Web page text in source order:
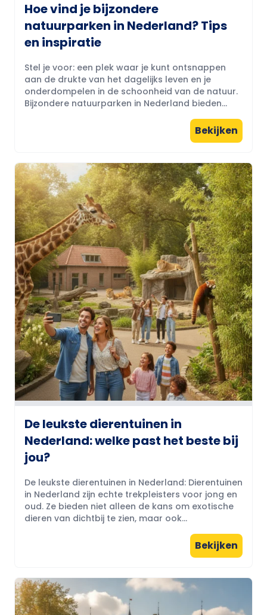
Hoe vind je bijzondere
natuurparken in Nederland? Tips
en inspiratie
Stel je voor: een plek waar je kunt ontsnappen
aan de drukte van het dagelijks leven en je
onderdompelen in de schoonheid van de natuur.
Bijzondere natuurparken in Nederland bieden...
Bekijken
De leukste dierentuinen in
Nederland: welke past het beste bij
jou?
De leukste dierentuinen in Nederland: Dierentuinen
in Nederland zijn echte trekpleisters voor jong en
oud. Ze bieden niet alleen de kans om exotische
dieren van dichtbij te zien, maar ook...
Bekijken